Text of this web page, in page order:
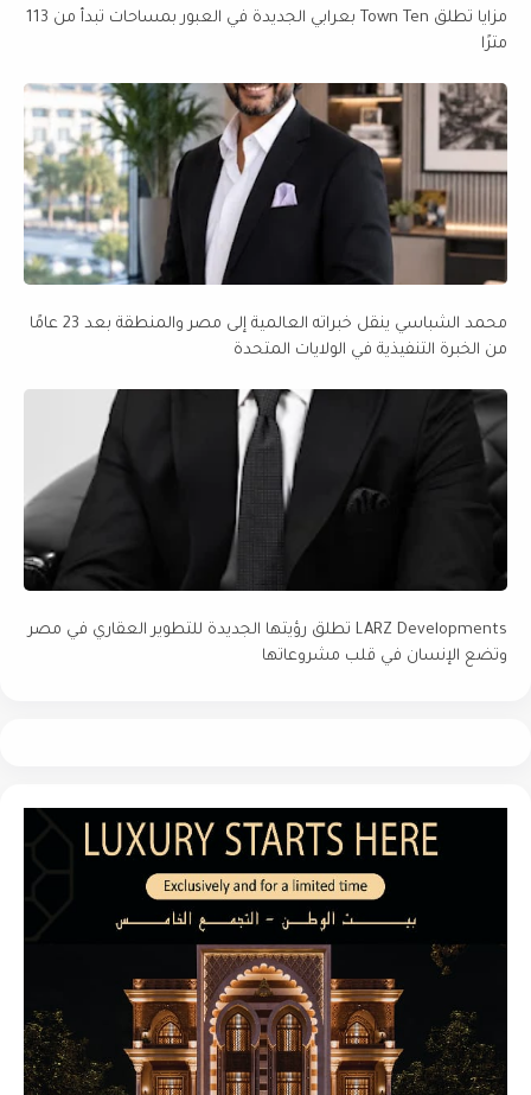
مزايا تطلق Town Ten بعرابي الجديدة في العبور بمساحات تبدأ من 113
مترًا
محمد الشباسي ينقل خبراته العالمية إلى مصر والمنطقة بعد 23 عامًا
من الخبرة التنفيذية في الولايات المتحدة
LARZ Developments تطلق رؤيتها الجديدة للتطوير العقاري في مصر
وتضع الإنسان في قلب مشروعاتها